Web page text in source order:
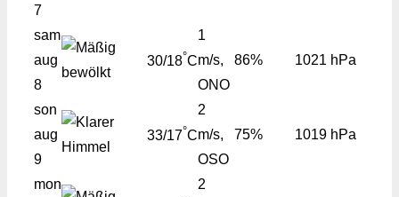
7
sam
aug
8
30/18°C
1
m/s,
ONO
86% 1021 hPa
son
aug
9
33/17°C
2
m/s,
OSO
75% 1019 hPa
mon
2